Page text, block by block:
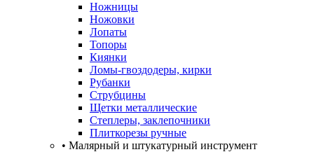
Ножницы
Ножовки
Лопаты
Топоры
Киянки
Ломы-гвоздодеры, кирки
Рубанки
Струбцины
Щетки металлические
Степлеры, заклепочники
Плиткорезы ручные
• Малярный и штукатурный инструмент